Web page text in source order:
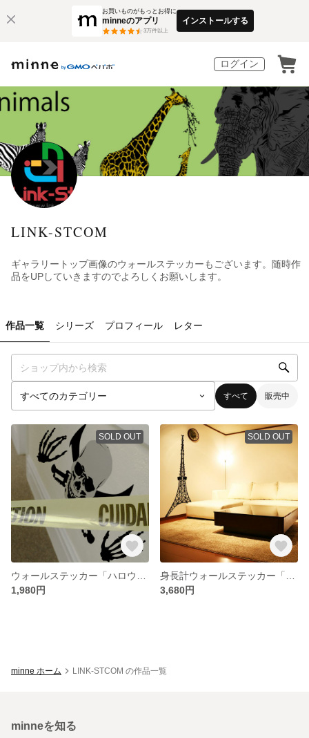
お買いものがもっとお得に
minneのアプリ
3万件以上
インストールする
ログイン
LINK-STCOM
ギャラリートップ画像のウォールステッカーもございます。随時作
品をUPしていきますのでよろしくお願いします。
作品一覧 シリーズ プロフィール レター
すべて 販売中
SOLD OUT
1,980円
SOLD OUT
3,680円
minne ホーム LINK-STCOM の作品一覧
minneを知る